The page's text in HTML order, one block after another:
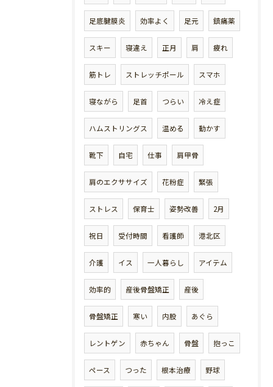
足底腱膜炎 効率よく 足元 鎮痛薬
スキー 寝違え 正月 肩 疲れ
筋トレ ストレッチポール スマホ
寝ながら 足首 つらい 冷え症
ハムストリングス 温める 動かす
靴下 自宅 仕事 肩甲骨
肩のエクササイズ 花粉症 緊張
ストレス 保育士 姿勢改善 2月
祝日 受付時間 看護師 港北区
介護 イス 一人暮らし アイテム
効率的 産後骨盤矯正 産後
骨盤矯正 寒い 内股 あぐら
レントゲン 赤ちゃん 骨盤 抱っこ
ペース つった 根本治療 野球